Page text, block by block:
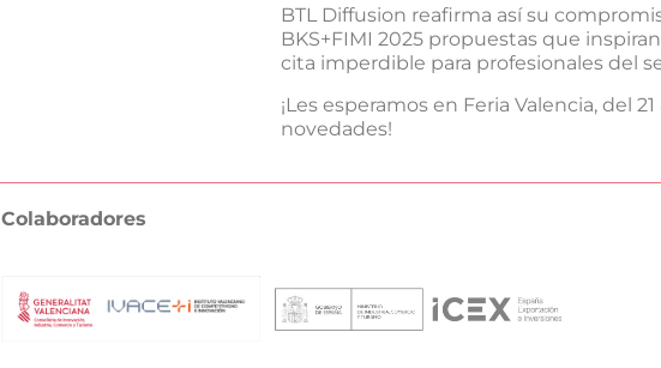
BTL Diffusion reafirma así su
BKS+FIMI 2025 propuestas que
cita imperdible para profesionales del
¡Les esperamos en Feria Valencia, del
novedades!
Colaboradores